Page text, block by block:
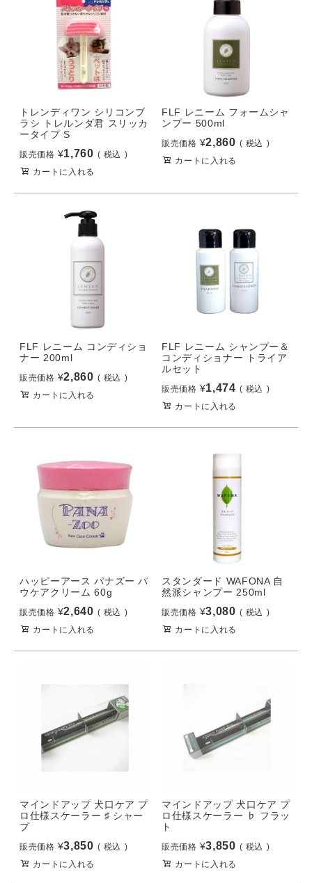
トレンディワン シリコンブ
ラシ トレルンダ君 スリッカ
ータイプ S
販売価格 ¥1,760
税込
カートに入れる
FLF レニーム フォームシャ
ンプー 500ml
販売価格 ¥2,860
税込
カートに入れる
FLF レニーム コンディショ
ナー 200ml
販売価格 ¥2,860
税込
カートに入れる
FLF レニーム シャンプー＆
コンディショナー トライア
ルセット
販売価格 ¥1,474
税込
カートに入れる
ハッピーアース パナズー パ
ウケアクリーム 60g
販売価格 ¥2,640
税込
カートに入れる
スタンダード WAFONA 自
然派シャンプー 250ml
販売価格 ¥3,080
税込
カートに入れる
マインドアップ 犬口ケア プ
ロ仕様スケーラー ♯ シャー
プ
販売価格 ¥3,850
税込
カートに入れる
マインドアップ 犬口ケア プ
ロ仕様スケーラー ♭ フラッ
ト
販売価格 ¥3,850
税込
カートに入れる